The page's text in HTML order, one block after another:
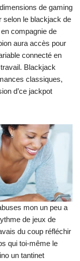
de gaming
selon le blackjack de
compagnie de
aura accès pour
connecté en
Blackjack
classiques,
d’ce jackpot
mon un peu a
de jeux de
du coup réfléchir
qui toi-même le
un tantinet